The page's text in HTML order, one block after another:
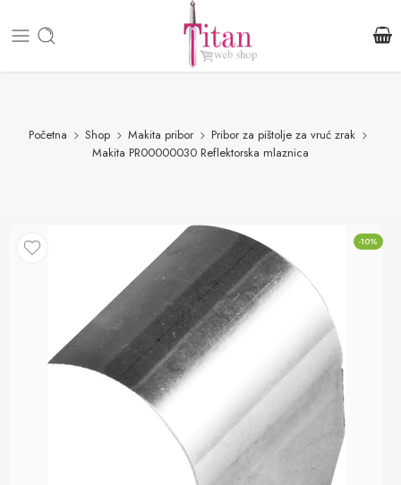
Početna Shop Makita pribor
Pribor za pištolje za vruć zrak
Makita PR00000030 Reflektorska mlaznica
-10%